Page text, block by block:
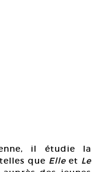
il étudie la
que Elle et Le